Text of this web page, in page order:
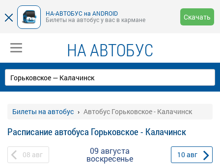
НА-АВТОБУС на ANDROID
Билеты на автобус у вас в кармане
Скачать
НА АВТОБУС
Билеты на автобус Автобус Горьковское - Калачинск
Расписание автобуса Горьковское - Калачинск
08 авг 09 августа
воскресенье 10авг